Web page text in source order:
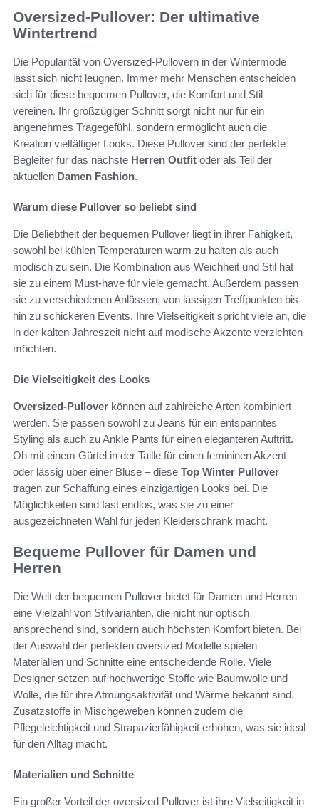
Oversized-Pullover: Der ultimative
Wintertrend
Die Popularität von Oversized-Pullovern in der Wintermode
lässt sich nicht leugnen. Immer mehr Menschen entscheiden
sich für diese bequemen Pullover, die Komfort und Stil
vereinen. Ihr großzügiger Schnitt sorgt nicht nur für ein
angenehmes Tragegefühl, sondern ermöglicht auch die
Kreation vielfältiger Looks. Diese Pullover sind der perfekte
Begleiter für das nächste Herren Outfit oder als Teil der
aktuellen Damen Fashion.
Warum diese Pullover so beliebt sind
Die Beliebtheit der bequemen Pullover liegt in ihrer Fähigkeit,
sowohl bei kühlen Temperaturen warm zu halten als auch
modisch zu sein. Die Kombination aus Weichheit und Stil hat
sie zu einem Must-have für viele gemacht. Außerdem passen
sie zu verschiedenen Anlässen, von lässigen Treffpunkten bis
hin zu schickeren Events. Ihre Vielseitigkeit spricht viele an, die
in der kalten Jahreszeit nicht auf modische Akzente verzichten
möchten.
Die Vielseitigkeit des Looks
Oversized-Pullover können auf zahlreiche Arten kombiniert
werden. Sie passen sowohl zu Jeans für ein entspanntes
Styling als auch zu Ankle Pants für einen eleganteren Auftritt.
Ob mit einem Gürtel in der Taille für einen femininen Akzent
oder lässig über einer Bluse – diese Top Winter Pullover
tragen zur Schaffung eines einzigartigen Looks bei. Die
Möglichkeiten sind fast endlos, was sie zu einer
ausgezeichneten Wahl für jeden Kleiderschrank macht.
Bequeme Pullover für Damen und
Herren
Die Welt der bequemen Pullover bietet für Damen und Herren
eine Vielzahl von Stilvarianten, die nicht nur optisch
ansprechend sind, sondern auch höchsten Komfort bieten. Bei
der Auswahl der perfekten oversized Modelle spielen
Materialien und Schnitte eine entscheidende Rolle. Viele
Designer setzen auf hochwertige Stoffe wie Baumwolle und
Wolle, die für ihre Atmungsaktivität und Wärme bekannt sind.
Zusatzstoffe in Mischgeweben können zudem die
Pflegeleichtigkeit und Strapazierfähigkeit erhöhen, was sie ideal
für den Alltag macht.
Materialien und Schnitte
Ein großer Vorteil der oversized Pullover ist ihre Vielseitigkeit in